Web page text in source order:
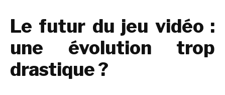
Le futur du jeu vidéo :
une évolution trop
drastique ?